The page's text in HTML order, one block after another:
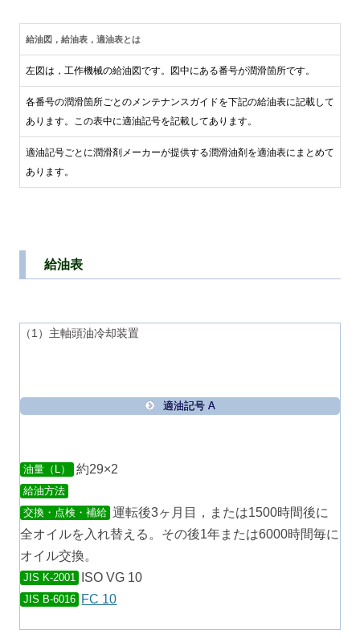
給油図，給油表，適油表とは
左図は，工作機械の給油図です。図中にある番号が潤滑箇所です。
各番号の潤滑箇所ごとのメンテナンスガイドを下記の給油表に記載して
あります。この表中に適油記号を記載してあります。
適油記号ごとに潤滑剤メーカーが提供する潤滑油剤を適油表にまとめて
あります。
給油表
（1）主軸頭油冷却装置
適油記号 A
油量（L） 約29×2
給油方法
交換・点検・補給 運転後3ヶ月目，または1500時間後に
全オイルを入れ替える。その後1年または6000時間毎に
オイル交換。
JIS K-2001 ISO VG 10
JIS B-6016 FC 10